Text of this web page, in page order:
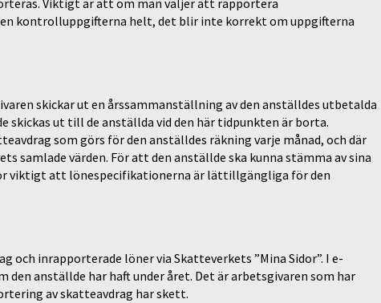
Viktigt är att om man väljer att rapportera
kontrolluppgifterna helt, det blir inte korrekt om uppgifterna
skickar ut en årssammanställning av den anställdes utbetalda
skickas ut till de anställda vid den här tidpunkten är borta.
som görs för den anställdes räkning varje månad, och där
samlade värden. För att den anställde ska kunna stämma av sina
viktigt att lönespecifikationerna är lättillgängliga för den
inrapporterade löner via Skatteverkets ”Mina Sidor”. I e-
anställde har haft under året. Det är arbetsgivaren som har
av skatteavdrag har skett.